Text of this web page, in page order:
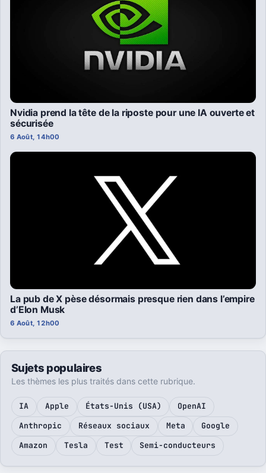
Nvidia prend la tête de la riposte pour une IA ouverte et
sécurisée
6 Août, 14h00
La pub de X pèse désormais presque rien dans l’empire
d’Elon Musk
6 Août, 12h00
Sujets populaires
Les thèmes les plus traités dans cette rubrique.
IA Apple États-Unis (USA)
OpenAI
Anthropic
Réseaux sociaux Meta
Google
Amazon
Tesla Test Semi-conducteurs